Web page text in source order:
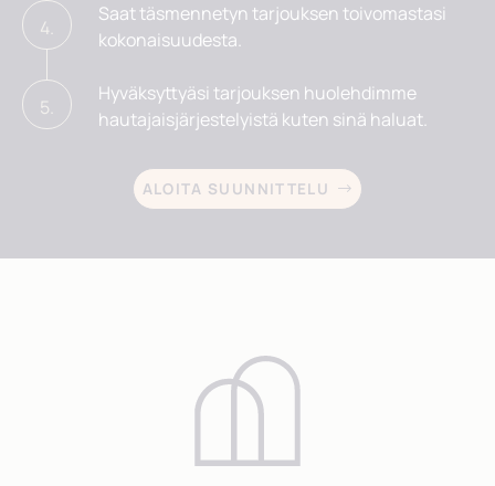
4.
Saat täsmennetyn tarjouksen toivomastasi
kokonaisuudesta.
5.
Hyväksyttyäsi tarjouksen huolehdimme
hautajaisjärjestelyistä kuten sinä haluat.
ALOITA SUUNNITTELU